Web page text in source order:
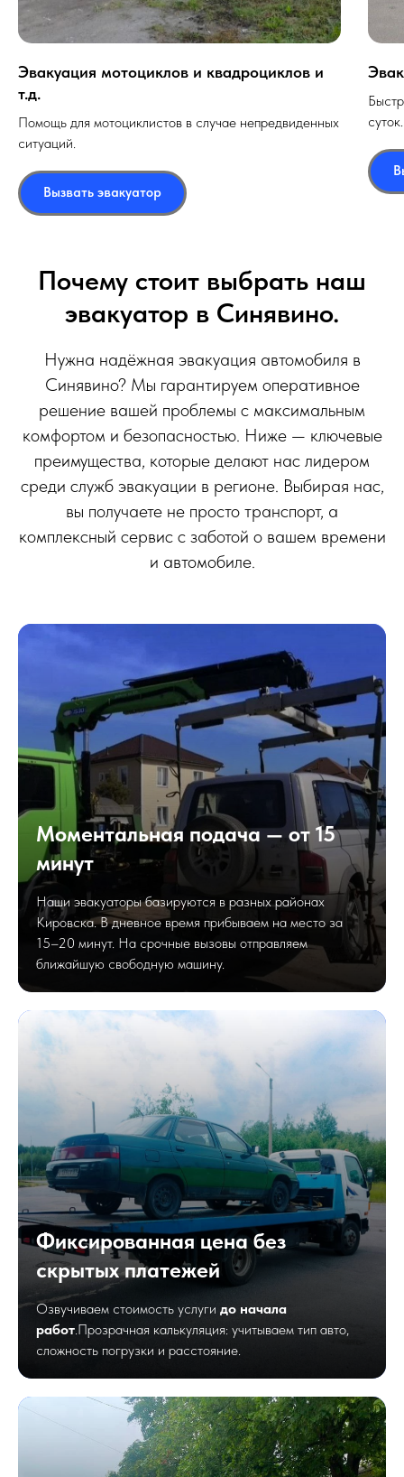
Эвакуация мотоциклов и квадроциклов и
т.д.
Помощь для мотоциклистов в случае непредвиденных
ситуаций.
Вызвать эвакуатор
суток.
Почему стоит выбрать наш
эвакуатор в Синявино.
Нужна надёжная эвакуация автомобиля в
Синявино? Мы гарантируем оперативное
решение вашей проблемы с максимальным
комфортом и безопасностью. Ниже — ключевые
преимущества, которые делают нас лидером
среди служб эвакуации в регионе. Выбирая нас,
вы получаете не просто транспорт, а
комплексный сервис с заботой о вашем времени
и автомобиле.
Моментальная подача — от 15
минут
Наши эвакуаторы базируются в разных районах
Кировска. В дневное время прибываем на место за
15–20 минут. На срочные вызовы отправляем
ближайшую свободную машину.
Фиксированная цена без
скрытых платежей
Озвучиваем стоимость услуги до начала
работ.Прозрачная калькуляция: учитываем тип авто,
сложность погрузки и расстояние.